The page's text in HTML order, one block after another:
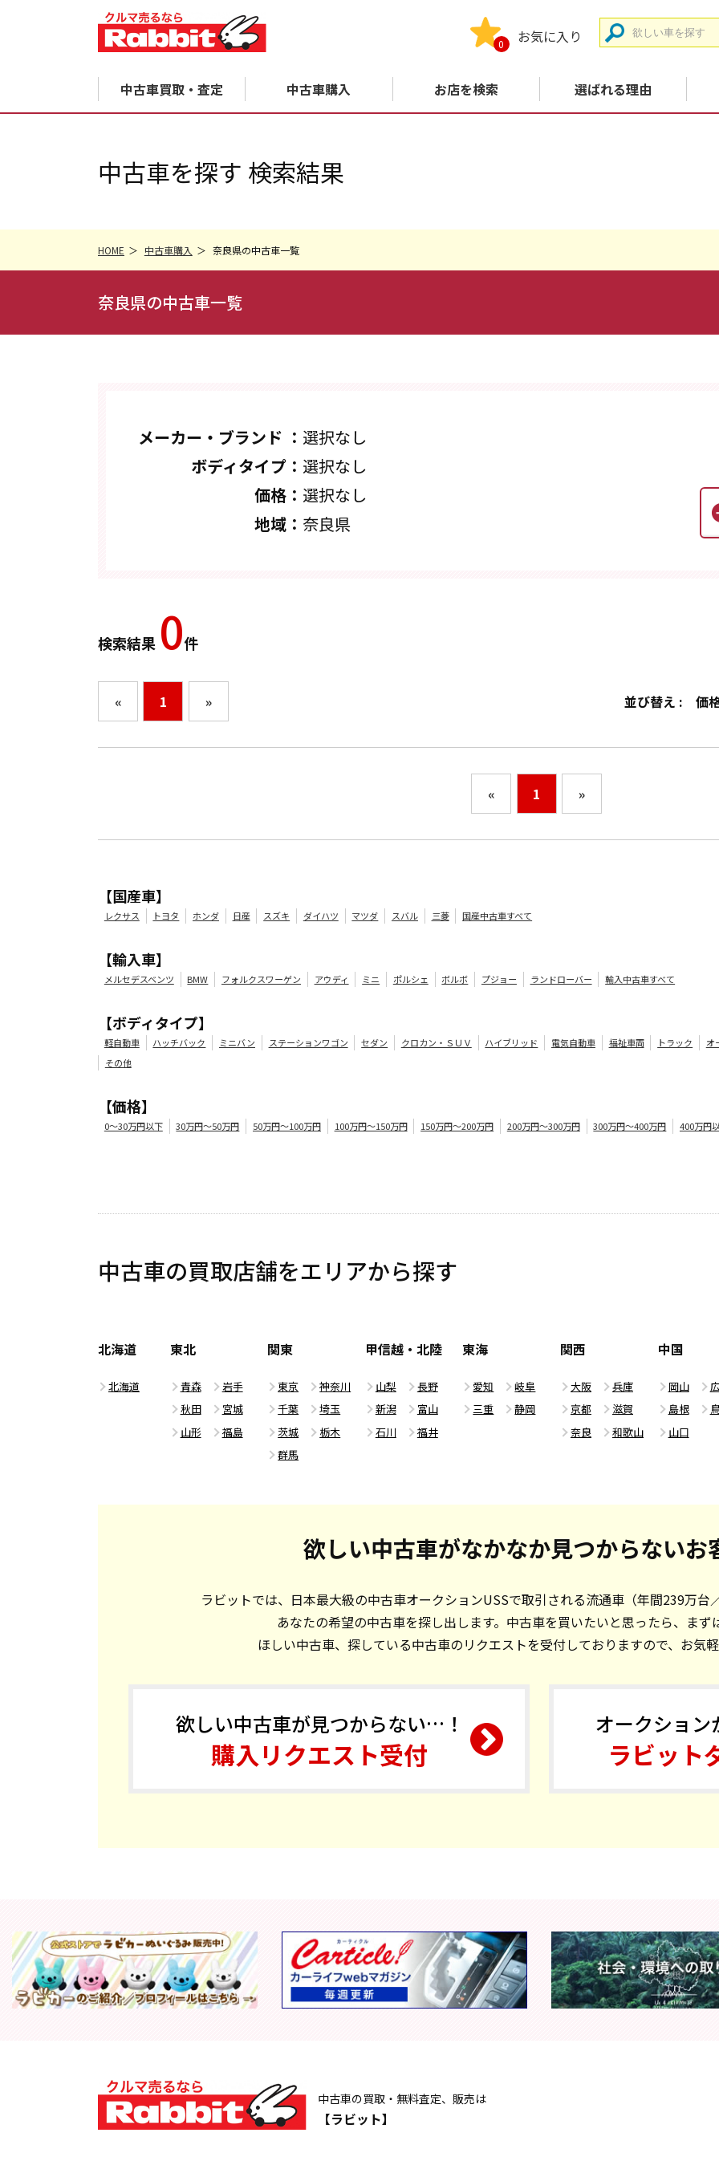
お気に入り
0
中古車買取・査定 中古車購入 お店を検索 選ばれる理由
中古車を探す 検索結果
HOME 中古車購入 奈良県の中古車一覧
奈良県の中古車一覧
メーカー・ブランド ： 選択なし
ボディタイプ： 選択なし
価格： 選択なし
地域： 奈良県
検索結果 0件
« 1 » 並び替え : 価
« 1 »
【国産車】
レクサス トヨタ ホンダ 日産 スズキ ダイハツ マツダ スバル 三菱 国産中古車すべて
【輸入車】
メルセデスベンツ BMW フォルクスワーゲン アウディ ミニ ポルシェ ボルボ プジョー ランドローバー 輸入中古車すべて
【ボディタイプ】
軽自動車 ハッチバック ミニバン ステーションワゴン セダン クロカン・ＳＵＶ ハイブリッド 電気自動車 福祉車両 トラック オ
その他
【価格】
0～30万円以下 30万円～50万円 50万円～100万円 100万円～150万円 150万円～200万円 200万円～300万円 300万円～400万円 400万円
中古車の買取店舗をエリアから探す
北海道
北海道
東北
青森
岩手
秋田
宮城
山形
福島
関東
東京
神奈川
千葉
埼玉
茨城
栃木
群馬
甲信越・北陸
山梨
長野
新潟
富山
石川
福井
東海
愛知
岐阜
三重
静岡
関西
大阪
兵庫
京都
滋賀
奈良
和歌山
中国
岡山
島根
山口
欲しい中古車がなかなか見つからないお
ラビットでは、日本最大級の中古車オークションUSSで取引される流通車（年間239万台
あなたの希望の中古車を探し出します。中古車を買いたいと思ったら、まず
ほしい中古車、探している中古車のリクエストを受付しておりますので、お気軽
欲しい中古車が見つからない…！
購入リクエスト受付
オークション
ラビット
中古車の買取・無料査定、販売は
【ラビット】